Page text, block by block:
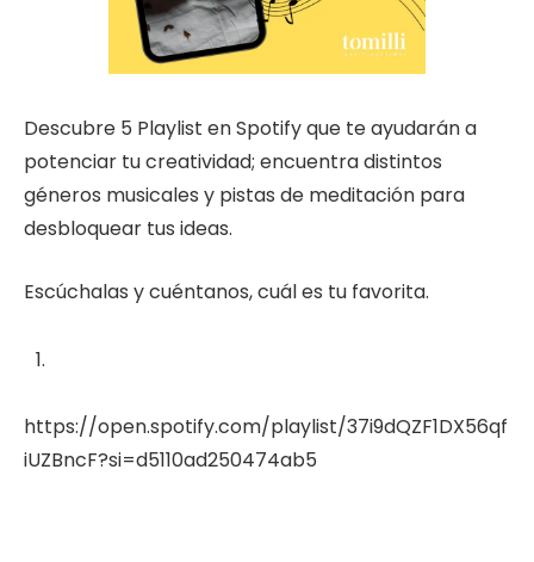
Descubre 5 Playlist en Spotify que te ayudarán a
potenciar tu creatividad; encuentra distintos
géneros musicales y pistas de meditación para
desbloquear tus ideas.
Escúchalas y cuéntanos, cuál es tu favorita.
https://open.spotify.com/playlist/37i9dQZF1DX56qf
iUZBncF?si=d5110ad250474ab5